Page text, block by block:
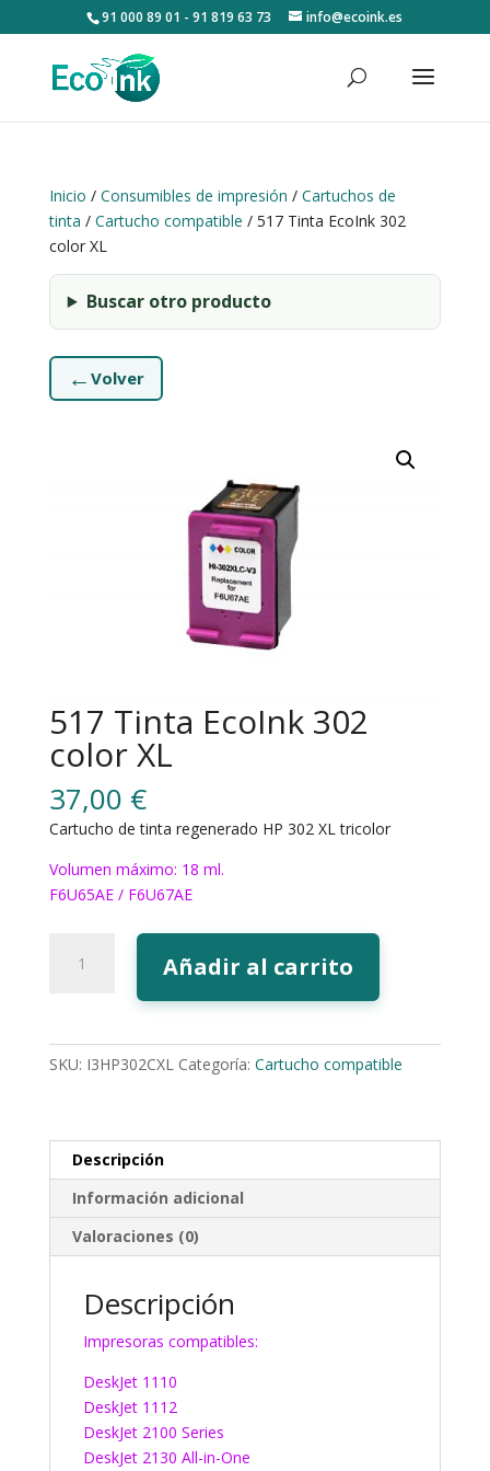
91 000 89 01 - 91 819 63 73 info@ecoink.es
Inicio / Consumibles de impresión / Cartuchos de
tinta / Cartucho compatible / 517 Tinta EcoInk 302
color XL
Buscar otro producto
← Volver
517 Tinta EcoInk 302
color XL
37,00 €
Cartucho de tinta regenerado HP 302 XL tricolor
Volumen máximo: 18 ml.
F6U65AE / F6U67AE
Tinta
color
XL
Añadir al carrito
SKU: I3HP302CXL Categoría: Cartucho compatible
Descripción
Información adicional
Valoraciones (0)
Descripción
Impresoras compatibles:
DeskJet 1110
DeskJet 1112
DeskJet 2100 Series
DeskJet 2130 All-in-One